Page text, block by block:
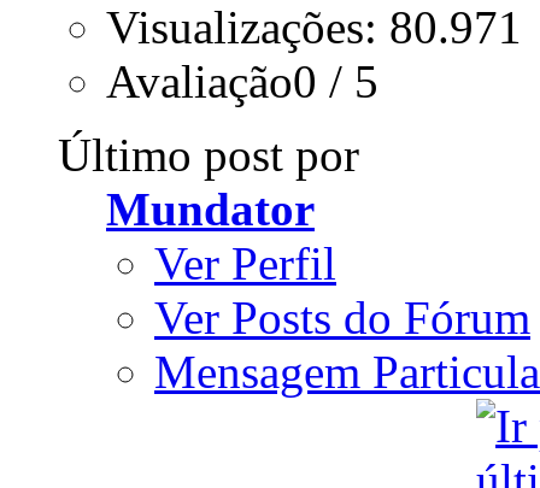
Visualizações: 80.971
Avaliação0 / 5
Último post por
Mundator
Ver Perfil
Ver Posts do Fórum
Mensagem